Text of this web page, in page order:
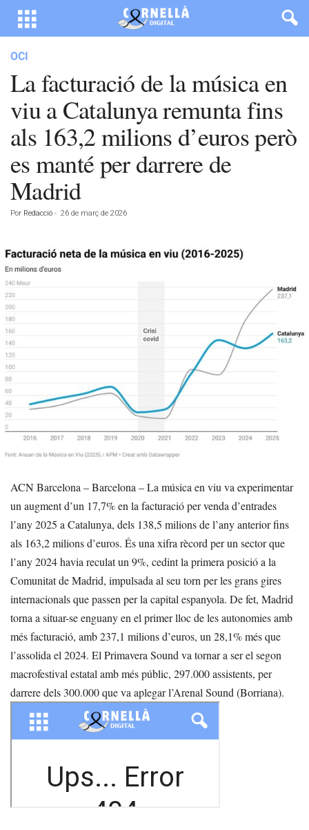
OCI
La facturació de la música en
viu a Catalunya remunta fins
als 163,2 milions d’euros però
es manté per darrere de
Madrid
Por Redacció - 26 de març de 2026
ACN Barcelona – Barcelona – La música en viu va experimentar
un augment d’un 17,7% en la facturació per venda d’entrades
l’any 2025 a Catalunya, dels 138,5 milions de l’any anterior fins
als 163,2 milions d’euros. És una xifra rècord per un sector que
l’any 2024 havia reculat un 9%, cedint la primera posició a la
Comunitat de Madrid, impulsada al seu torn per les grans gires
internacionals que passen per la capital espanyola. De fet, Madrid
torna a situar-se enguany en el primer lloc de les autonomies amb
més facturació, amb 237,1 milions d’euros, un 28,1% més que
l’assolida el 2024. El Primavera Sound va tornar a ser el segon
macrofestival estatal amb més públic, 297.000 assistents, per
darrere dels 300.000 que va aplegar l’Arenal Sound (Borriana).